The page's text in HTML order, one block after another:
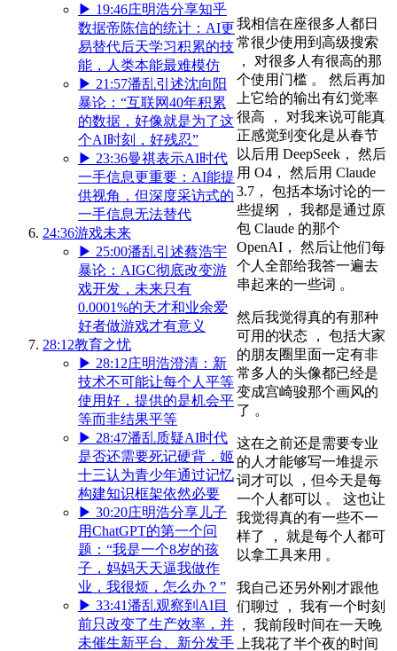
▶ 19:46庄明浩分享知乎
数据帝陈信的统计：AI更
易替代后天学习积累的技
能，人类本能最难模仿
▶ 21:57潘乱引述沈向阳
暴论：“互联网40年积累
的数据，好像就是为了这
个AI时刻，好残忍”
▶ 23:36曼祺表示AI时代
一手信息更重要：AI能提
供视角，但深度采访式的
一手信息无法替代
24:36游戏未来
▶ 25:00潘乱引述蔡浩宇
暴论：AIGC彻底改变游
戏开发，未来只有
0.0001%的天才和业余爱
好者做游戏才有意义
28:12教育之忧
▶ 28:12庄明浩澄清：新
技术不可能让每个人平等
使用好，提供的是机会平
等而非结果平等
▶ 28:47潘乱质疑AI时代
是否还需要死记硬背，姬
十三认为青少年通过记忆
构建知识框架依然必要
▶ 30:20庄明浩分享儿子
用ChatGPT的第一个问
题：“我是一个8岁的孩
子，妈妈天天逼我做作
业，我很烦，怎么办？”
▶ 33:41潘乱观察到AI目
前只改变了生产效率，并
未催生新平台、新分发手
我相信在座很多人都日
常很少使用到高级搜索
， 对很多人有很高的那
个使用门槛 。 然后再加
上它给的输出有幻觉率
很高 ， 对我来说可能真
正感觉到变化是从春节
以后用 DeepSeek， 然后
用 O4， 然后用 Claude
3.7， 包括本场讨论的一
些提纲 ， 我都是通过原
包 Claude 的那个
OpenAI， 然后让他们每
个人全部给我答一遍去
串起来的一些词 。
然后我觉得真的有那种
可用的状态 ， 包括大家
的朋友圈里面一定有非
常多人的头像都已经是
变成宫崎骏那个画风的
了 。
这在之前还是需要专业
的人才能够写一堆提示
词才可以 ，但今天是每
一个人都可以 。 这也让
我觉得真的有一些不一
样了 ， 就是每个人都可
以拿工具来用 。
我自己还另外刚才跟他
们聊过 ， 我有一个时刻
， 我前段时间在一天晚
上我花了半个夜的时间